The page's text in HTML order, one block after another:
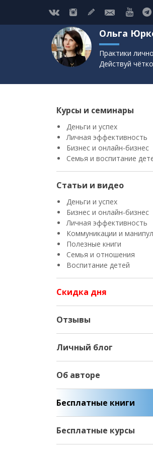
Ольга
Практики
Действуй
Курсы и семинары
Деньги и успех
Личная эффективность
Бизнес и онлайн-бизнес
Семья и воспитание
Статьи и видео
Деньги и успех
Бизнес и онлайн-бизнес
Личная эффективность
Коммуникации и
Полезные книги
Семья и отношения
Воспитание детей
Скидка дня
Отзывы
Личный блог
Об авторе
Бесплатные книги
Бесплатные курсы